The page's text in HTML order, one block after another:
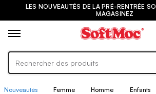
LES NOUVEAUTÉS DE LA PRÉ-RENTRÉE
MAGASINEZ
Nouveautés Femme Homme Enfants